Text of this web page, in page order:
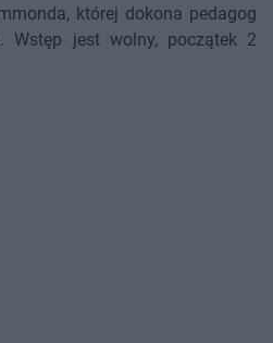
której dokona pedagog
. Wstęp jest wolny, początek 2